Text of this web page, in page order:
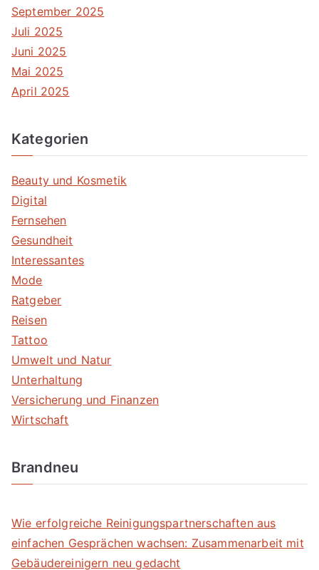
September 2025
Juli 2025
Juni 2025
Mai 2025
April 2025
Kategorien
Beauty und Kosmetik
Digital
Fernsehen
Gesundheit
Interessantes
Mode
Ratgeber
Reisen
Tattoo
Umwelt und Natur
Unterhaltung
Versicherung und Finanzen
Wirtschaft
Brandneu
Wie erfolgreiche Reinigungspartnerschaften aus
einfachen Gesprächen wachsen: Zusammenarbeit mit
Gebäudereinigern neu gedacht